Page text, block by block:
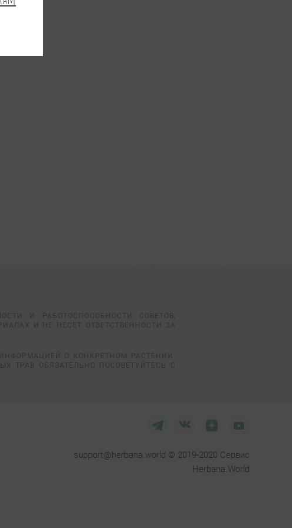
И РАБОТОСПОСОБНОСТИ СОВЕТОВ,
И НЕ НЕСЕТ ОТВЕТСТВЕННОСТИ ЗА
О КОНКРЕТНОМ РАСТЕНИИ.
ТРАВ ОБЯЗАТЕЛЬНО ПОСОВЕТУЙТЕСЬ С
support@herbana.world © 2019-2020 Сервис
Herbana.World